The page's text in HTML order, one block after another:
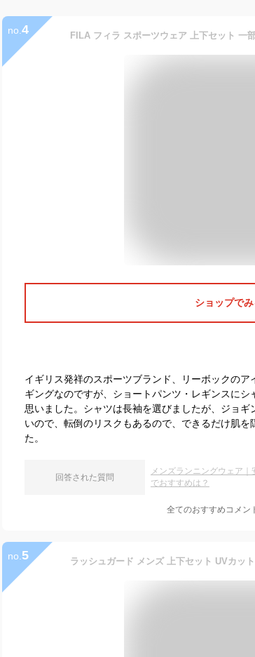
no. 4
ショップでみ
イギリス発祥のスポーツブランド、リーボックの
ギングなのですが、ショートパンツ・レギンスに
思いました。シャツは長袖を選びましたが、ジョ
いので、転倒のリスクもあるので、できるだけ肌
た。
回答された質問
メンズランニングウェア
でおすすめは？
全てのおすすめコメン
no. 5